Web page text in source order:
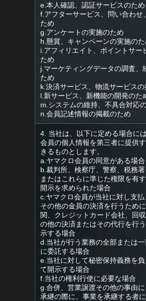
e.本人確認、認証サービスのため
f.アフターサービス、問い合わせ
ため
g.アンケートの実施のため
h.懸賞、キャンペーンの実施のた
i.アフィリエイト、ポイントサー
ため
j.マーケティングデータの調査、
ため
k.決済サービス、物流サービス
l.新サービス、新機能の開発のた
m.システムの維持、不具合対応
n.会員記述情報の掲載のため
4. 当社は、以下に定める場合に
会員の個人情報を第三者に提供
きるものとします。
a.ヤマクロ会員の同意がある場合
b.裁判所、検察庁、警察、税務
またはこれらに準じた権限を有
開示を求められた場合
c.ヤマクロ会員が当社に対し支
その他の金員の決済を行うため
関、クレジットカード会社、回
の他の決済またはその代行を行
示する場合
d.当社が行う業務の全部または
に委託する場合
e.当社に対して秘密保持義務を
て開示する場合
f.当社の権利行使に必要な場合
g.合併、営業譲渡その他の事由
承継の際に、事業を承継する者